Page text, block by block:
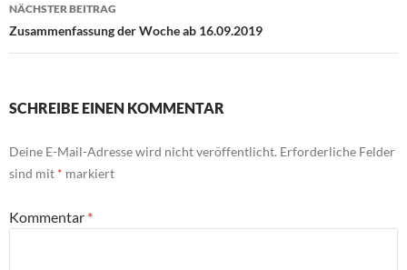
NÄCHSTER BEITRAG
Zusammenfassung der Woche ab 16.09.2019
SCHREIBE EINEN KOMMENTAR
Deine E-Mail-Adresse wird nicht veröffentlicht. Erforderliche Felder
sind mit * markiert
Kommentar *